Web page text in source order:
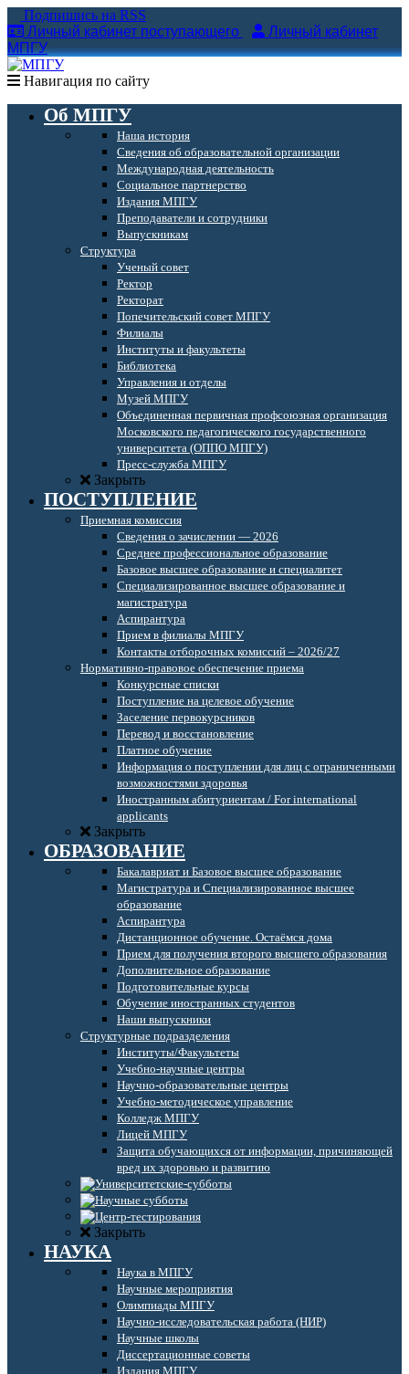
Подпишись на RSS
Личный кабинет поступающего
Личный кабинет
МПГУ
Навигация по сайту
Об МПГУ
Наша история
Сведения об образовательной организации
Международная деятельность
Социальное партнерство
Издания МПГУ
Преподаватели и сотрудники
Выпускникам
Структура
Ученый совет
Ректор
Ректорат
Попечительский совет МПГУ
Филиалы
Институты и факультеты
Библиотека
Управления и отделы
Музей МПГУ
Объединенная первичная профсоюзная организация
Московского педагогического государственного
университета (ОППО МПГУ)
Пресс-служба МПГУ
Закрыть
ПОСТУПЛЕНИЕ
Приемная комиссия
Сведения о зачислении — 2026
Среднее профессиональное образование
Базовое высшее образование и специалитет
Специализированное высшее образование и
магистратура
Аспирантура
Прием в филиалы МПГУ
Контакты отборочных комиссий – 2026/27
Нормативно-правовое обеспечение приема
Конкурсные списки
Поступление на целевое обучение
Заселение первокурсников
Перевод и восстановление
Платное обучение
Информация о поступлении для лиц с ограниченными
возможностями здоровья
Иностранным абитуриентам / For international
applicants
Закрыть
ОБРАЗОВАНИЕ
Бакалавриат и Базовое высшее образование
Магистратура и Специализированное высшее
образование
Аспирантура
Дистанционное обучение. Остаёмся дома
Прием для получения второго высшего образования
Дополнительное образование
Подготовительные курсы
Обучение иностранных студентов
Наши выпускники
Структурные подразделения
Институты/Факультеты
Учебно-научные центры
Научно-образовательные центры
Учебно-методическое управление
Колледж МПГУ
Лицей МПГУ
Защита обучающихся от информации, причиняющей
вред их здоровью и развитию
Закрыть
НАУКА
Наука в МПГУ
Научные мероприятия
Олимпиады МПГУ
Научно-исследовательская работа (НИР)
Научные школы
Диссертационные советы
Издания МПГУ